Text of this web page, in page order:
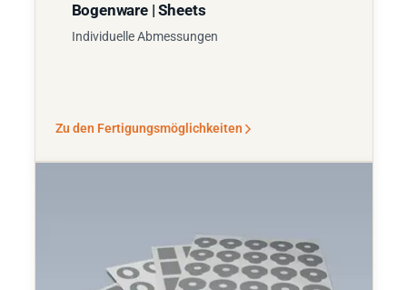
Bogenware | Sheets
Individuelle Abmessungen
Zu den Fertigungsmöglichkeiten